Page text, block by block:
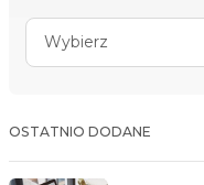
Wybierz
OSTATNIO DODANE